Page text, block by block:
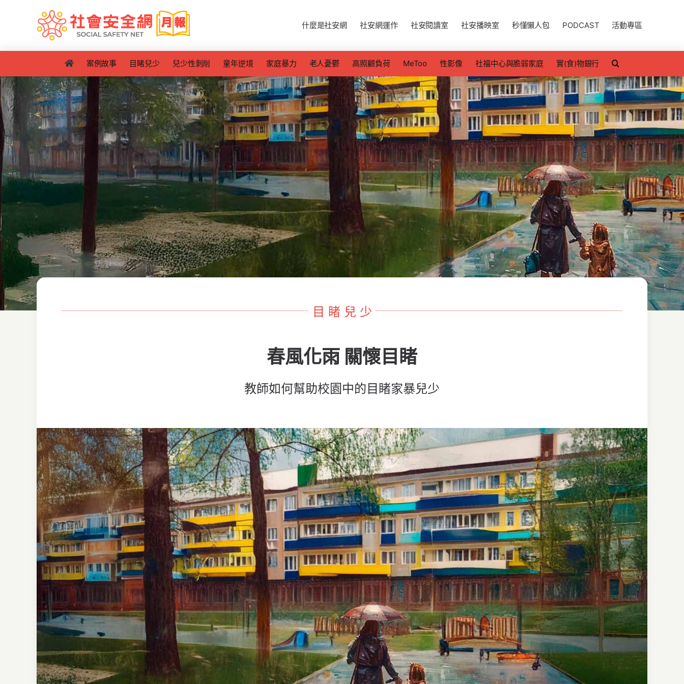
什麼是社安網 社安網運作 社安閱讀室 社安播映室 秒懂懶人包 PODCAST 活動專區
案例故事 目睹兒少 兒少性剝削 童年逆境 家庭暴力 老人憂鬱 高照顧負荷 MeToo 性影像 社福中心與脆弱家庭 實(食)物銀行
目 睹 兒 少
春風化雨 關懷目睹
教師如何幫助校園中的目睹家暴兒少